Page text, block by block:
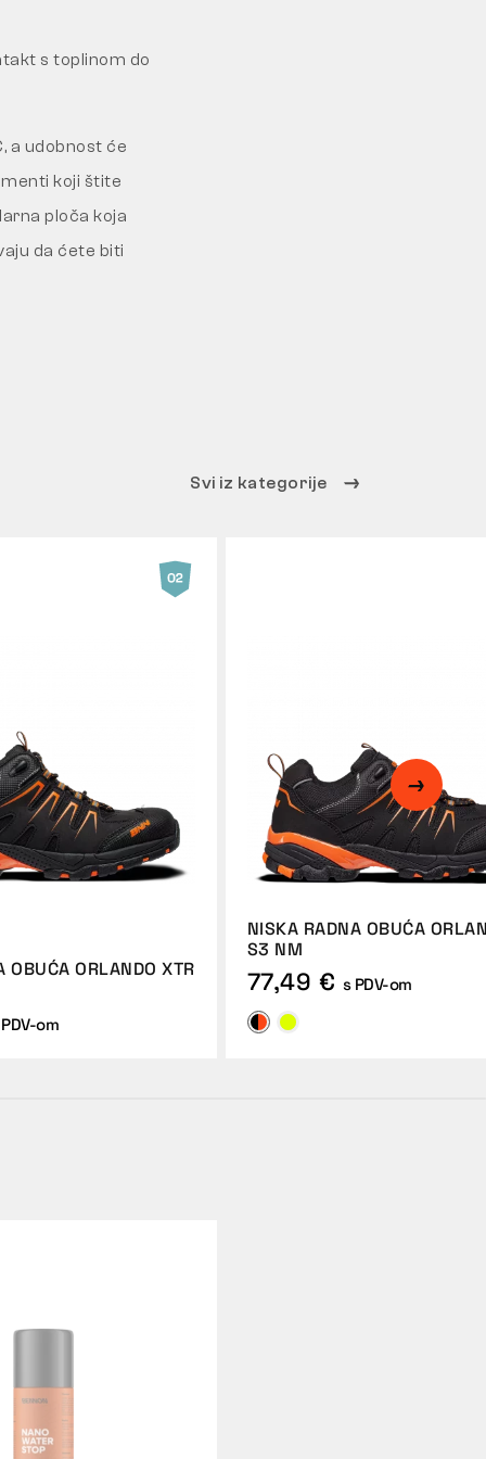
s toplinom do
a udobnost će
koji štite
ploča koja
da ćete biti
Svi iz kategorije
OBUĆA ORLANDO XTR
om
NISKA RADNA OBUĆA
S3 NM
77,49 € s PDV-om